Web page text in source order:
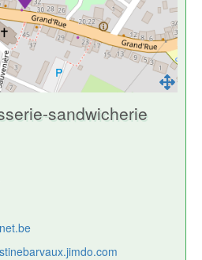
sandwicherie